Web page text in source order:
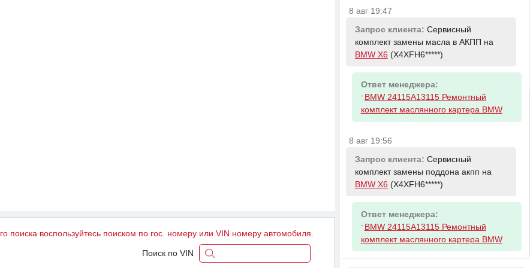
поиска воспользуйтесь поиском по гос. номеру или VIN номеру автомобиля.
Поиск по VIN
8 авг 19:47
Запрос клиента: Сервисный
комплект замены масла в АКПП на
BMW X6(X4XFH6*****)
Ответ менеджера:
- BMW 24115A13115 Ремонтный
комплект маслянного картера BMW
8 авг 19:56
Запрос клиента: Сервисный
комплект замены поддона акпп на
BMW X6(X4XFH6*****)
Ответ менеджера:
- BMW 24115A13115 Ремонтный
комплект маслянного картера BMW